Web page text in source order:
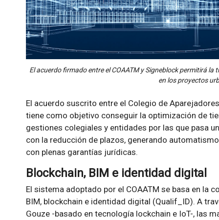
El acuerdo firmado entre el COAATM y Signeblock permitirá
en los proyectos
El acuerdo suscrito entre el Colegio de
tiene como objetivo conseguir la optimización de
gestiones colegiales y entidades por las que pasa
con la reducción de plazos, generando
con plenas garantías jurídicas.
Blockchain, BIM e identidad digital
El sistema adoptado por el COAATM se basa en la
BIM, blockchain e identidad digital (Qualif_ID). A
Gouze -basado en tecnología lockchain e IoT-, las